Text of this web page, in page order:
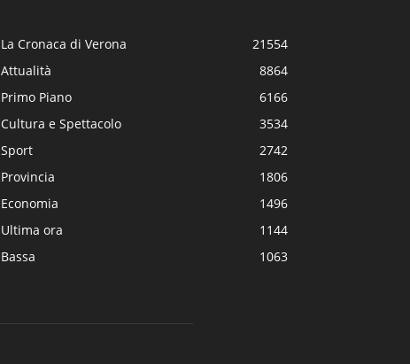
La Cronaca di Verona
21554
Attualità
8864
Primo Piano
6166
Cultura e Spettacolo
3534
Sport
2742
Provincia
1806
Economia
1496
Ultima ora
1144
Bassa
1063